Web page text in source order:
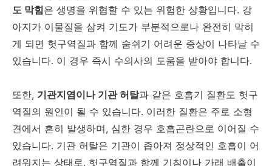
도 막힘은 생명을 위협할 수 있는 위험한 상황입니다. 강
아지가 이물질을 삼켜 기도가 부분적으로나 완전히 막히
게 되면 헛구역질과 함께 숨쉬기 어려운 증상이 나타날 수
있습니다. 이 경우 즉시 수의사의 도움을 받아야 합니다.
또한, 기관지염이나 기관 허탈과 같은 호흡기 질환도 헛구
역질의 원인이 될 수 있습니다. 이러한 질환은 주로 소형
견에서 흔히 발생하며, 심한 경우 호흡곤란으로 이어질 수
있습니다. 기관 허탈은 기관이 좁아져 정상적인 호흡이 어
려워지는 상태로, 헛구역질과 함께 기침이나 가래 배출이